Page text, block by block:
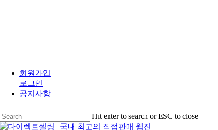
main
content
회원가입
로그인
공지사항
Hit enter to search or ESC to close
Close